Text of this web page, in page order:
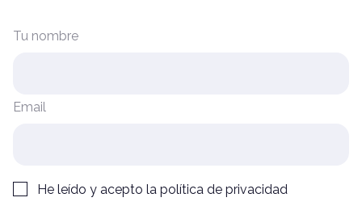
Tu nombre
Email
He leído y acepto la política de privacidad